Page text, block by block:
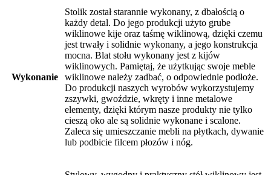
Wykonanie
Stolik został starannie wykonany, z dbałością o
każdy detal. Do jego produkcji użyto grube
wiklinowe kije oraz taśmę wiklinową, dzięki czemu
jest trwały i solidnie wykonany, a jego konstrukcja
mocna. Blat stołu wykonany jest z kijów
wiklinowych. Pamiętaj, że użytkując swoje meble
wiklinowe należy zadbać, o odpowiednie podłoże.
Do produkcji naszych wyrobów wykorzystujemy
zszywki, gwoździe, wkręty i inne metalowe
elementy, dzięki którym nasze produkty nie tylko
cieszą oko ale są solidnie wykonane i scalone.
Zaleca się umieszczanie mebli na płytkach, dywanie
lub podbicie filcem płozów i nóg.